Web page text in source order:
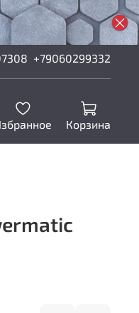
+79060299332
Корзина